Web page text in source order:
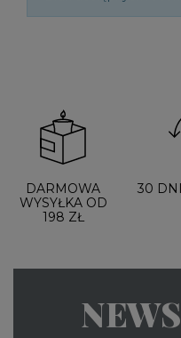
DARMOWA
WYSYŁKA OD
198 ZŁ
30